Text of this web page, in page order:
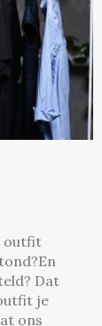
outfit
Dat
je
ons